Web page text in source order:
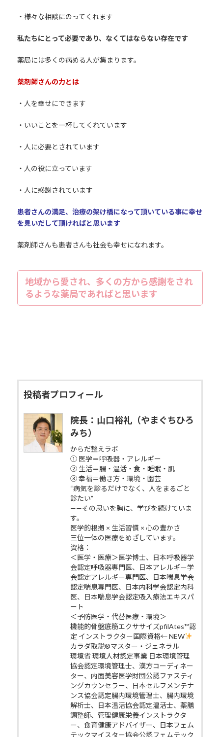
・様々な相談にのってくれます
私たちにとって必要であり、なくてはならない存在です
薬局には多くの病める人が集まります。
薬剤師さんの力とは
・人を幸せにできます
・いいことを一杯してくれています
・人に必要とされています
・人の役に立っています
・人に感謝されています
患者さんの満足、治療の架け橋になって頂いている事に幸せ
を見いだして頂ければと思います
薬剤師さんも患者さんも社会も幸せになれます。
地域から愛され、多くの方から感謝をされ
るような薬局であればと思います
投稿者プロフィール
院長：山口裕礼（やまぐちひろ
みち）
からだ整えラボ
① 医学＝呼吸器・アレルギー
② 生活＝腸・温活・食・睡眠・肌
③ 幸福＝働き方・環境・園芸
“病気を診るだけでなく、人をまるごと
診たい”
——その思いを胸に、学びを続けていま
す。
医学的根拠 × 生活習慣 × 心の豊かさ
三位一体の医療をめざしています。
資格：
＜医学・医療＞医学博士、日本呼吸器学
会認定呼吸器専門医、日本アレルギー学
会認定アレルギー専門医、日本喘息学会
認定喘息専門医、日本内科学会認定内科
医、日本喘息学会認定吸入療法エキスパ
ート
＜予防医学・代替医療・環境＞
機能的骨盤底筋エクササイズpfilAtes™認
定 インストラクター国際資格← NEW
カラダ取説®マスター・ジェネラル
環境省 環境人材認定事業 日本環境管理
協会認定環境管理士、漢方コーディネー
ター、内面美容医学財団公認ファスティ
ングカウンセラー、日本セルフメンテナ
ンス協会認定腸内環境管理士、腸内環境
解析士、日本温活協会認定温活士、薬膳
調整師、管理健康栄養インストラクタ
ー、食育健康アドバイザー、日本フェム
テックマイスター協会公認フェムテック